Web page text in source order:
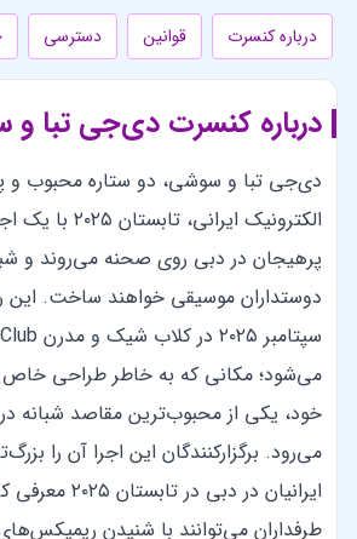
درباره کنسرت قوانین دسترسی
درباره کنسرت دی‌جی تبا
دی‌جی تبا و سوشی، دو ستاره محبوب و
الکترونیک ایرانی،
پرهیجان در دبی روی صحنه می‌روند و
می‌شود؛ مکانی که به خاطر طراحی
خود، یکی از محبوب‌ترین مقاصد شبانه
می‌رود. برگزارکنندگان این اجرا آن را
ایرانیان در دبی
طرفداران می‌توانند با شنیدن ریمیکس‌های